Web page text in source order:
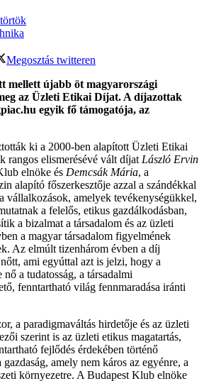
Megosztás twitteren
mellett újabb öt magyarországi
az Üzleti Etikai Díjat. A díjazottak
egyik fő támogatója, az
ki a 2000-ben alapított Üzleti Etikai
rangos elismerésévé vált díjat László Ervin
elnöke és Demcsák Mária, a
alapító főszerkesztője azzal a szándékkal
vállalkozások, amelyek tevékenységükkel,
a felelős, etikus gazdálkodásban,
a bizalmat a társadalom és az üzleti
a magyar társadalom figyelmének
Az elmúlt tizenhárom évben a díj
ami egyúttal azt is jelzi, hogy a
a tudatosság, a társadalmi
fenntartható világ fennmaradása iránti
a paradigmaváltás hirdetője és az üzleti
szerint is az üzleti etikus magatartás,
fejlődés érdekében történő
amely nem káros az egyénre, a
környezetre. A Budapest Klub elnöke